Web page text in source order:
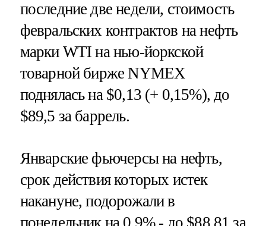
последние две недели, стоимость
февральских контрактов на нефть
марки WTI на нью-йоркской
товарной бирже NYMEX
поднялась на $0,13 (+ 0,15%), до
$89,5 за баррель.
Январские фьючерсы на нефть,
срок действия которых истек
накануне, подорожали в
понедельник на 0,9% - до $88,81 за